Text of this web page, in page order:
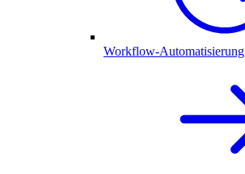
Workflow-Automatisierung